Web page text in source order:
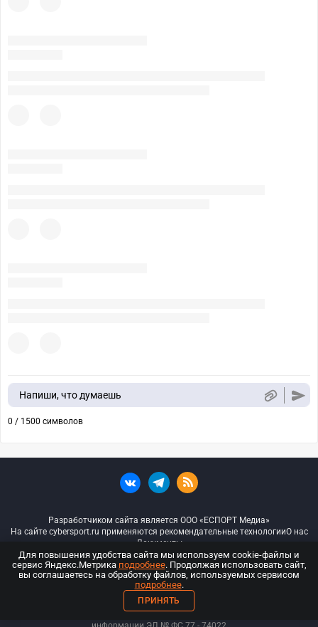
Напиши, что думаешь
0 / 1500 символов
Разработчиком сайта является ООО «ЕСПОРТ Медиа»
На сайте cybersport.ru применяются рекомендательные технологииО нас
Документы
© ООО «Киберспорт.ру» — Все права защищены
18+
ООО «Киберспорт.ру». Свидетельство о регистрации средств массовой
Для повышения удобства сайта мы используем cookie-файлы и
сервис Яндекс.Метрика подробнее. Продолжая использовать сайт,
вы соглашаетесь на обработку файлов, используемых сервисом
подробнее.
ПРИНЯТЬ